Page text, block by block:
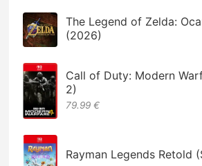
The Legend of Zelda:
(2026)
Call of Duty: Modern
2)
79.99 €
Rayman Legends Retold